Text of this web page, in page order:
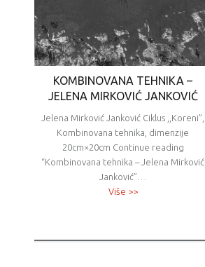
KOMBINOVANA TEHNIKA –
JELENA MIRKOVIĆ JANKOVIĆ
Jelena Mirković Janković Ciklus ,,Koreni”,
Kombinovana tehnika, dimenzije
20cm×20cm Continue reading
“Kombinovana tehnika – Jelena Mirković
Janković”…
Više >>